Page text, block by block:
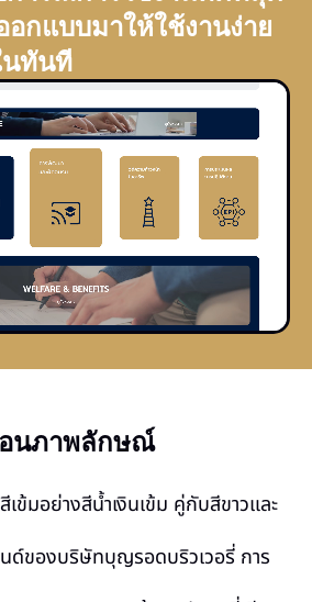
อกแบบมาให้ใช้งานง่าย
นทันที
นภาพลักษณ์
เข้มอย่างสีน้ำเงินเข้ม คู่กับสีขาวและ
ของบริษัทบุญรอดบริวเวอรี่ การ